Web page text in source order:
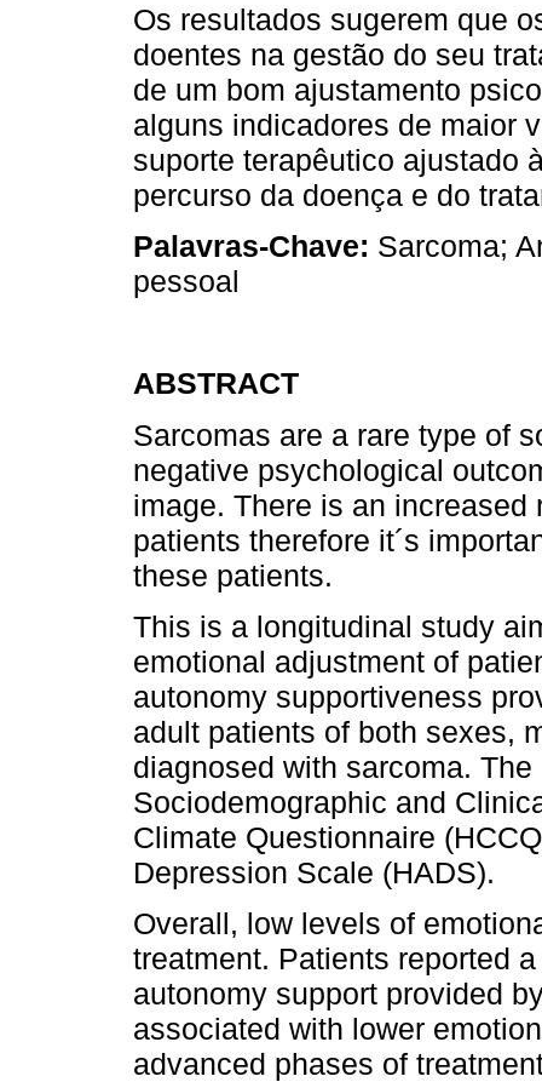
Os resultados sugerem que
doentes na gestão do seu
de um bom ajustamento
alguns indicadores de maior
suporte terapêutico ajustado
percurso da doença e do
Palavras-Chave: Sarcoma;
pessoal
ABSTRACT
Sarcomas are a rare type of
negative psychological
image. There is an
patients therefore it´s
these patients.
This is a longitudinal study
emotional adjustment of
autonomy supportiveness
adult patients of both sexes,
diagnosed with sarcoma.
Sociodemographic and
Climate Questionnaire
Depression Scale (HADS).
Overall, low levels of
treatment. Patients reported
autonomy support provided
associated with lower
advanced phases of